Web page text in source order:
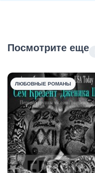
Посмотрите еще
ЛЮБОВНЫЕ РОМАНЫ